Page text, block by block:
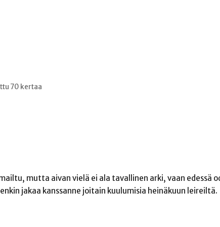
70 kertaa
mutta aivan vielä ei ala tavallinen arki, vaan edessä
jakaa kanssanne joitain kuulumisia heinäkuun leireiltä.